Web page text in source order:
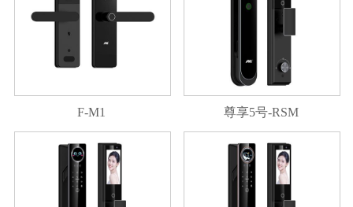
F-M1 尊享5号-RSM